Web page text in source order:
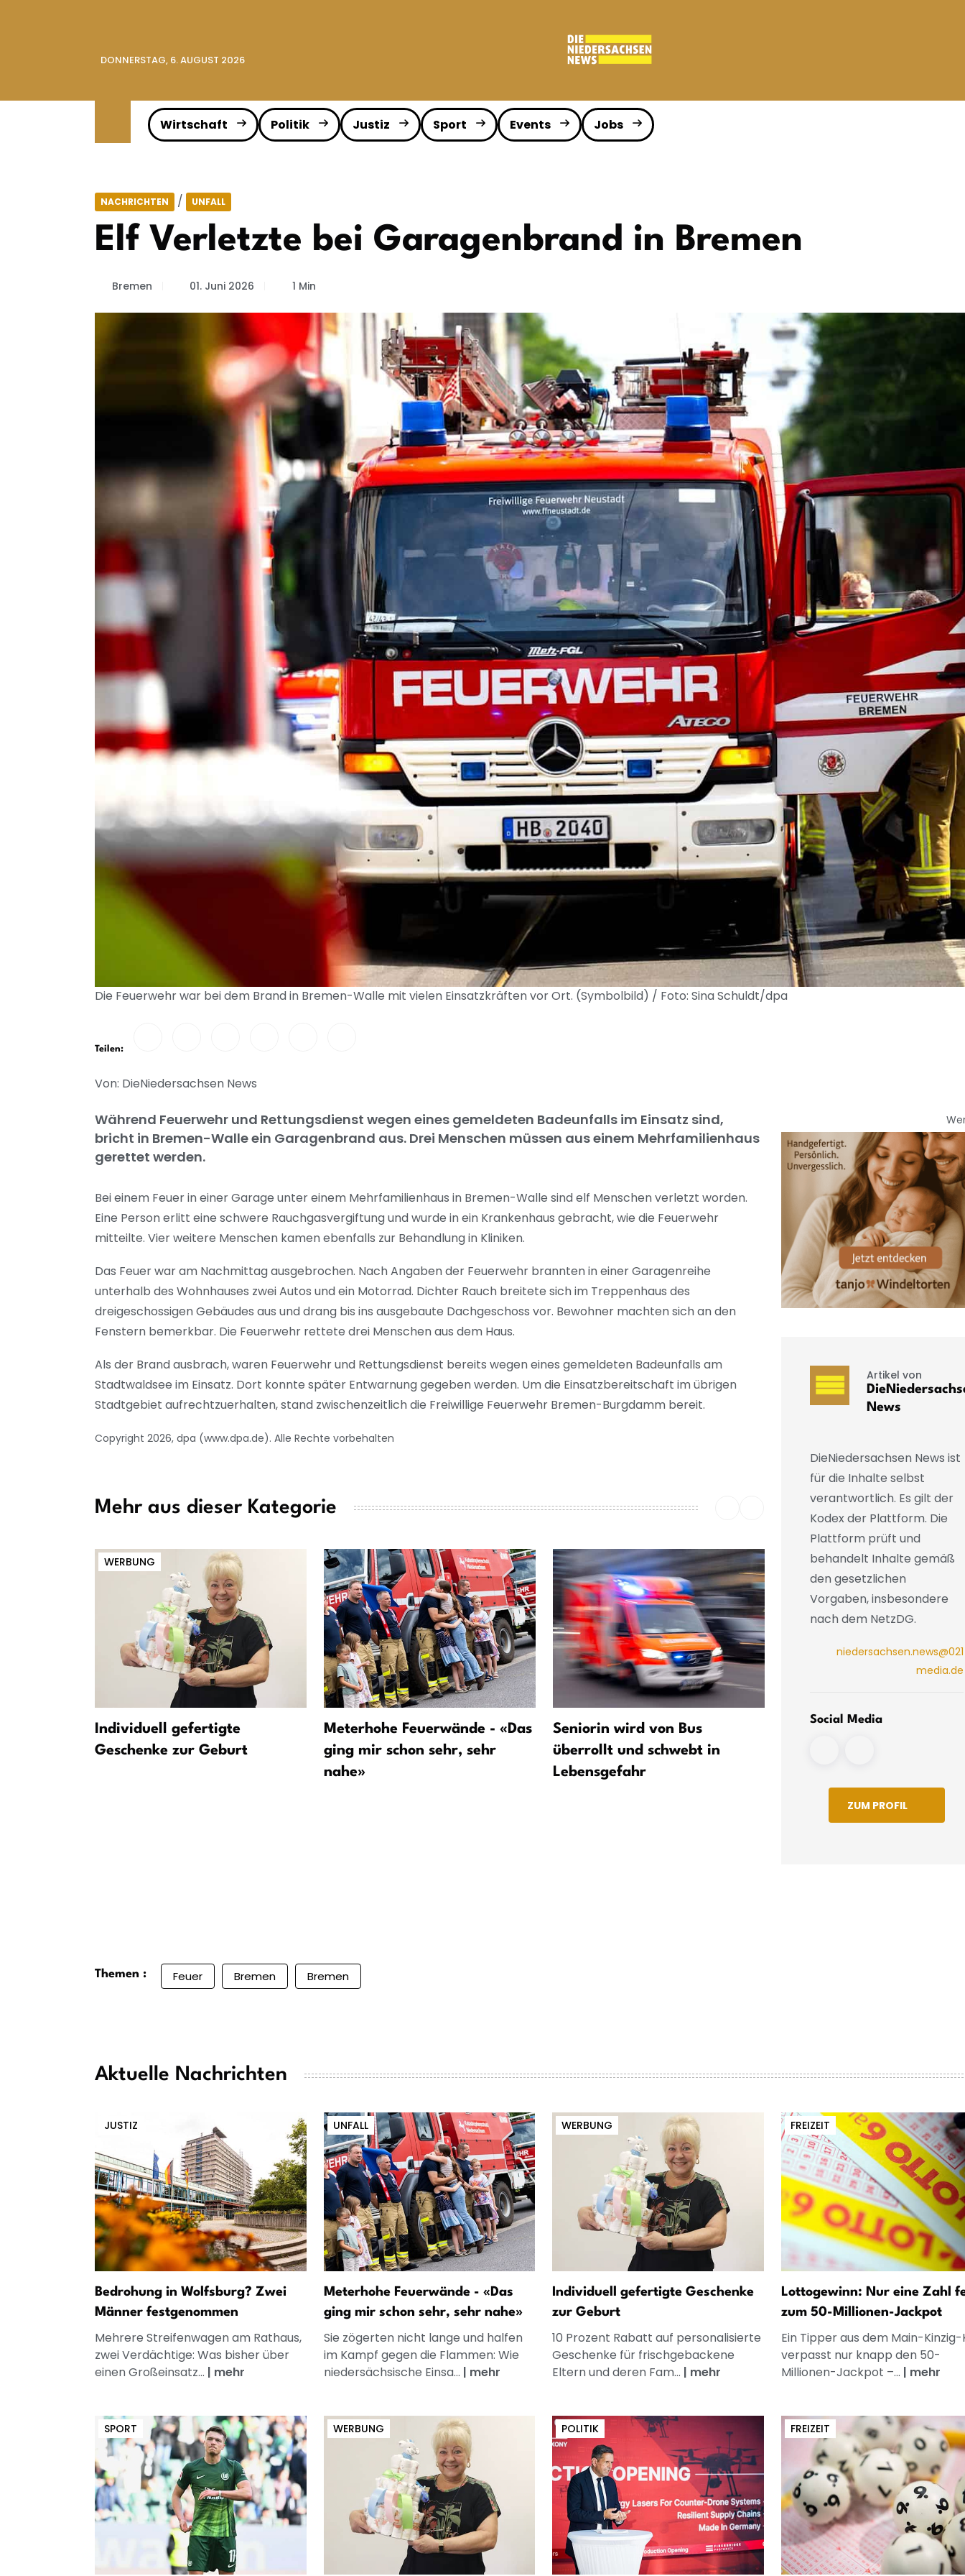
DONNERSTAG, 6. AUGUST 2026
Wirtschaft Politik Justiz Sport Events Jobs
NACHRICHTEN / UNFALL
Elf Verletzte bei Garagenbrand in Bremen
Bremen 01. Juni 2026 1 Min
Die Feuerwehr war bei dem Brand in Bremen-Walle mit vielen Einsatzkräften vor Ort. (Symbolbild) / Foto: Sina Schuldt/dpa
Teilen:
Von: DieNiedersachsen News
Während Feuerwehr und Rettungsdienst wegen eines gemeldeten Badeunfalls im Einsatz sind,
bricht in Bremen-Walle ein Garagenbrand aus. Drei Menschen müssen aus einem Mehrfamilienhaus
gerettet werden.
Bei einem Feuer in einer Garage unter einem Mehrfamilienhaus in Bremen-Walle sind elf Menschen verletzt worden.
Eine Person erlitt eine schwere Rauchgasvergiftung und wurde in ein Krankenhaus gebracht, wie die Feuerwehr
mitteilte. Vier weitere Menschen kamen ebenfalls zur Behandlung in Kliniken.
Das Feuer war am Nachmittag ausgebrochen. Nach Angaben der Feuerwehr brannten in einer Garagenreihe
unterhalb des Wohnhauses zwei Autos und ein Motorrad. Dichter Rauch breitete sich im Treppenhaus des
dreigeschossigen Gebäudes aus und drang bis ins ausgebaute Dachgeschoss vor. Bewohner machten sich an den
Fenstern bemerkbar. Die Feuerwehr rettete drei Menschen aus dem Haus.
Als der Brand ausbrach, waren Feuerwehr und Rettungsdienst bereits wegen eines gemeldeten Badeunfalls am
Stadtwaldsee im Einsatz. Dort konnte später Entwarnung gegeben werden. Um die Einsatzbereitschaft im übrigen
Stadtgebiet aufrechtzuerhalten, stand zwischenzeitlich die Freiwillige Feuerwehr Bremen-Burgdamm bereit.
Copyright 2026, dpa (www.dpa.de). Alle Rechte vorbehalten
Mehr aus dieser Kategorie
WERBUNG
Individuell gefertigte
Geschenke zur Geburt
Meterhohe Feuerwände - «Das
ging mir schon sehr, sehr
nahe»
Seniorin wird von Bus
überrollt und schwebt in
Lebensgefahr
Artikel von
News
DieNiedersachsen News ist
für die Inhalte selbst
verantwortlich. Es gilt der
Kodex der Plattform. Die
Plattform prüft und
behandelt Inhalte gemäß
den gesetzlichen
Vorgaben, insbesondere
nach dem NetzDG.
niedersachsen.news@021
media.de
Social Media
ZUM PROFIL
Themen : Feuer Bremen Bremen
Aktuelle Nachrichten
JUSTIZ
Bedrohung in Wolfsburg? Zwei
Männer festgenommen
Mehrere Streifenwagen am Rathaus,
zwei Verdächtige: Was bisher über
einen Großeinsatz... | mehr
UNFALL
Meterhohe Feuerwände - «Das
ging mir schon sehr, sehr nahe»
Sie zögerten nicht lange und halfen
im Kampf gegen die Flammen: Wie
niedersächsische Einsa... | mehr
WERBUNG
Individuell gefertigte Geschenke
zur Geburt
10 Prozent Rabatt auf personalisierte
Geschenke für frischgebackene
Eltern und deren Fam... | mehr
FREIZEIT
Lottogewinn: Nur eine Zahl
zum 50-Millionen-Jackpot
Ein Tipper aus dem Main-Kinzig-
verpasst nur knapp den 50-
Millionen-Jackpot –... | mehr
SPORT WERBUNG POLITIK FREIZEIT